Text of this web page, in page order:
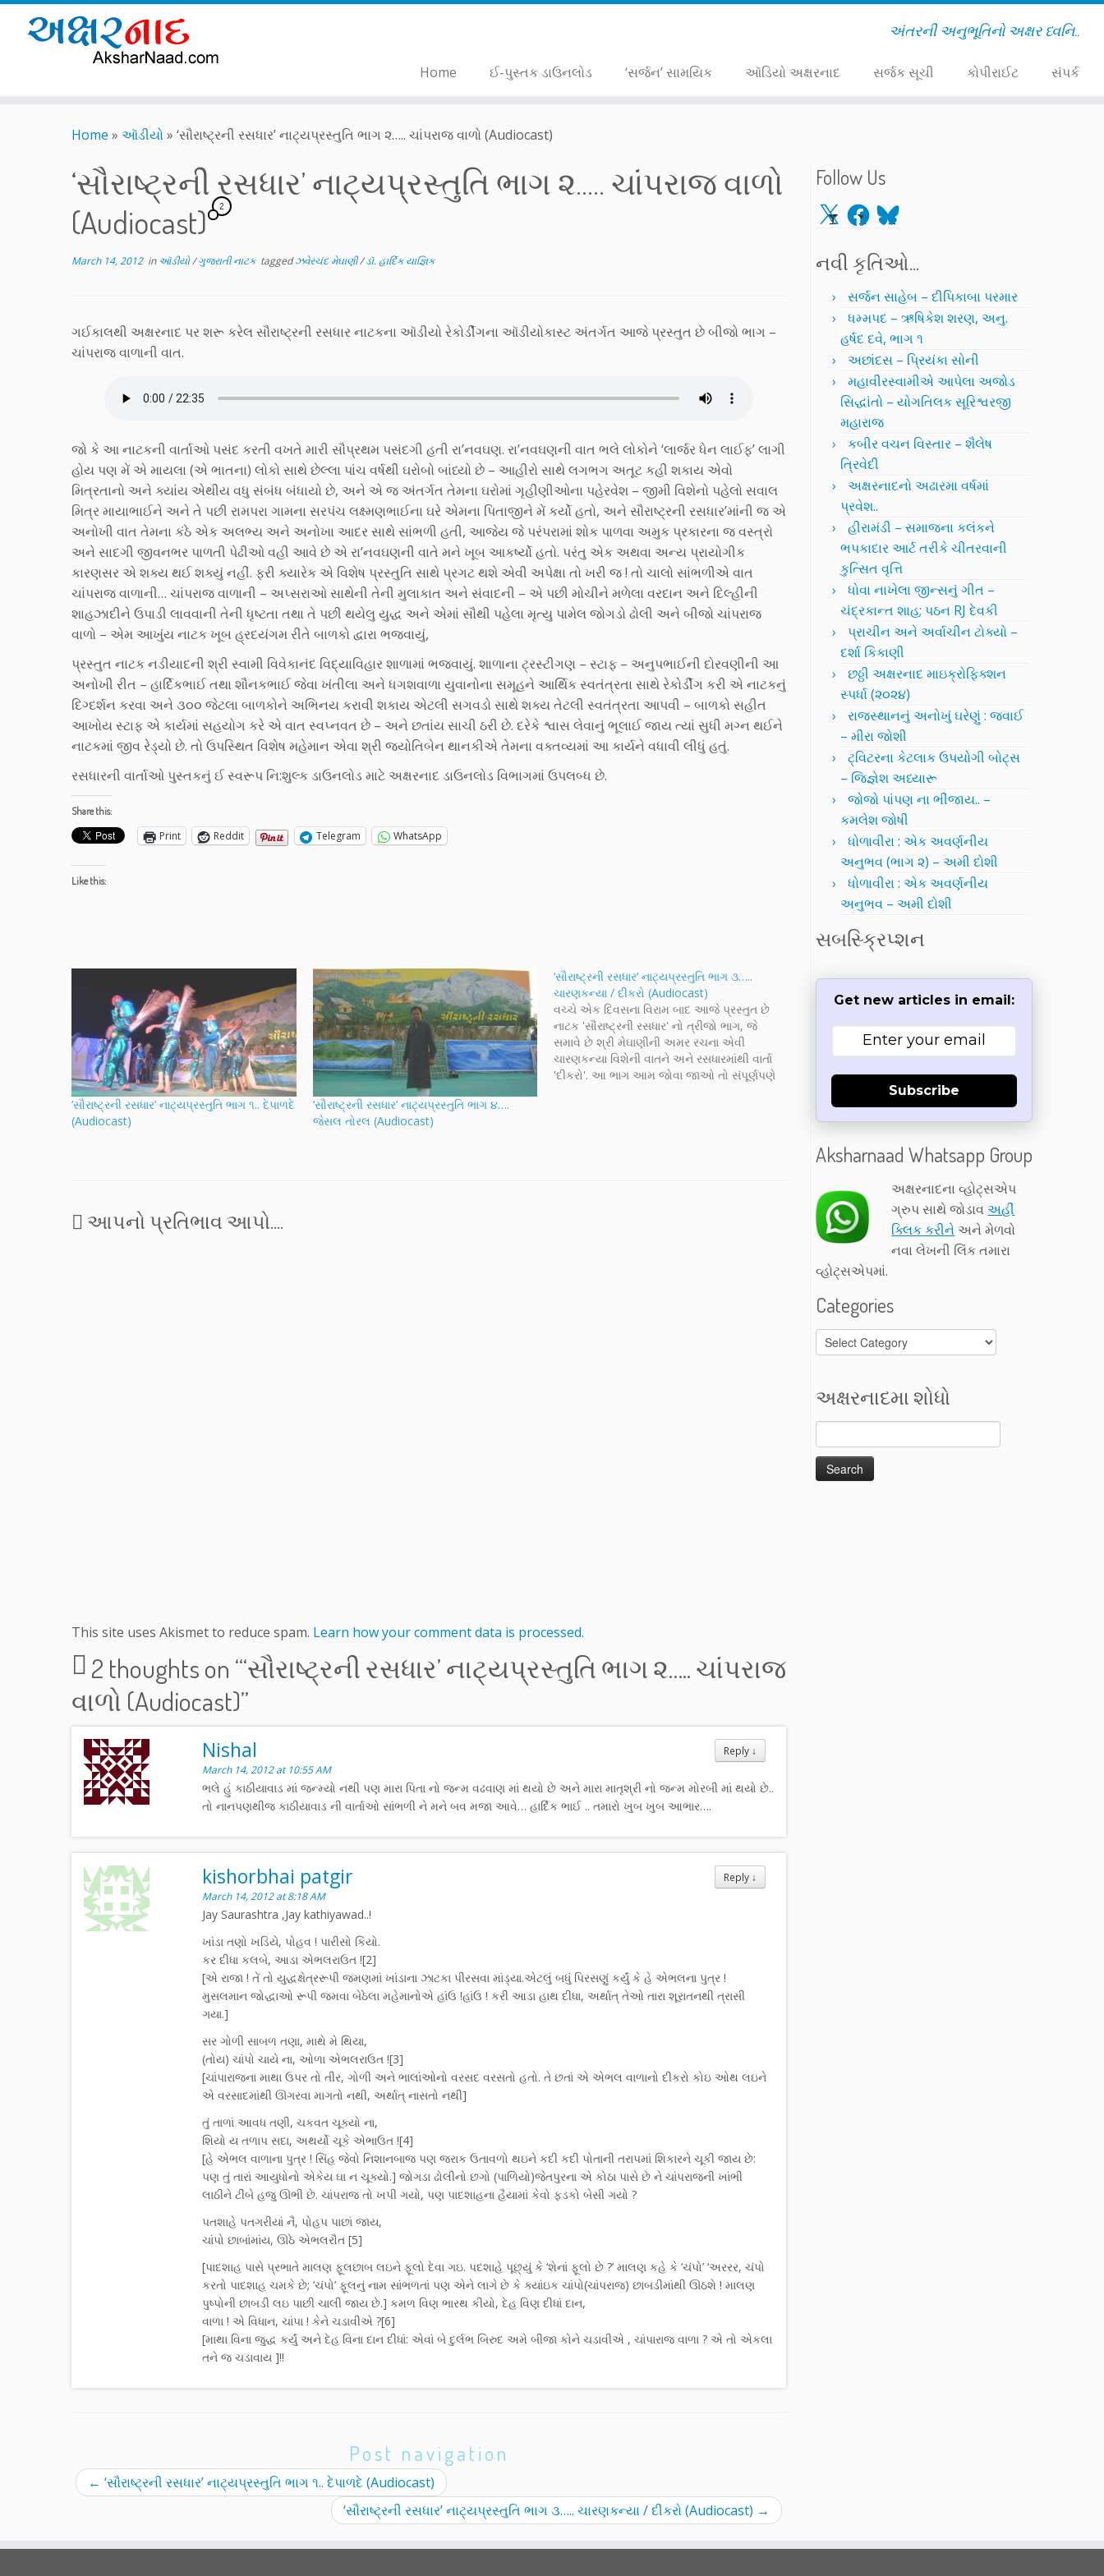
અંતરની અનુભૂતિનો અક્ષર ધ્વનિ..
Home ઈ-પુસ્તક ડાઉનલોડ ‘સર્જન’ સામયિક ઑડિયો અક્ષરનાદ સર્જક સૂચી કોપીરાઈટ સંપર્ક
Home » ઑડીયો» ‘સૌરાષ્ટ્રની રસધાર’ નાટ્યપ્રસ્તુતિ ભાગ ૨….. ચાંપરાજ વાળો (Audiocast)
‘સૌરાષ્ટ્રની રસધાર’ નાટ્યપ્રસ્તુતિ ભાગ ૨….. ચાંપરાજ વાળો
(Audiocast)
2
March 14, 2012in ઑડીયો/ગુજરાતી નાટક taggedઝવેરચંદ મેઘાણી/ડૉ. હાર્દિક યાજ્ઞિક
ગઈકાલથી અક્ષરનાદ પર શરૂ કરેલ સૌરાષ્ટ્રની રસધાર નાટકના ઑડીયો રેકોર્ડીંગના ઑડીયોકાસ્ટ અંતર્ગત આજે પ્રસ્તુત છે બીજો ભાગ –
ચાંપરાજ વાળાની વાત.
જો કે આ નાટકની વાર્તાઓ પસંદ કરતી વખતે મારી સૌપ્રથમ પસંદગી હતી રા’નવઘણ. રા’નવઘણની વાત ભલે લોકોને ‘લાર્જર ધેન લાઈફ’ લાગી
હોય પણ મેં એ માયલા (એ ભાતના) લોકો સાથે છેલ્લા પાંચ વર્ષથી ઘરોબો બાંધ્યો છે – આહીરો સાથે લગભગ અતૂટ કહી શકાય એવો
મિત્રતાનો અને ક્યાંય એથીય વધુ સંબંધ બંધાયો છે, અને એ જ અંતર્ગત તેમના ઘરોમાં ગૃહીણીઓના પહેરવેશ – જીમી વિશેનો પહેલો સવાલ
મિત્ર માયાભાઈને અને તે પછી રામપરા ગામના સરપંચ લક્ષ્મણભાઈના ઘરે એમના પિતાજીને મેં કર્યો હતો, અને સૌરાષ્ટ્રની રસધાર’માંની જ એ
અનોખી વાત તેમના કંઠે એક અલભ્ય અને અનોખા આદર સાથે સાંભળી હતી, આજેય જે પરંપરામાં શોક પાળવા અમુક પ્રકારના જ વસ્ત્રો
અને સાદગી જીવનભર પાળતી પેઢીઓ વહી આવે છે એ રા’નવઘણની વાતે મને ખૂબ આકર્ષ્યો હતો. પરંતુ એક અથવા અન્ય પ્રાયોગીક
કારણસર એ શક્ય થઈ શક્યું નહીં. ફરી ક્યારેક એ વિશેષ પ્રસ્તુતિ સાથે પ્રગટ થશે એવી અપેક્ષા તો ખરી જ ! તો ચાલો સાંભળીએ વાત
ચાંપરાજ વાળાની… ચાંપરાજ વાળાની – અપ્સરાઓ સાથેની તેની મુલાકાત અને સંવાદની – એ પછી મોચીને મળેલા વરદાન અને દિલ્હીની
શાહઝાદીને ઉપાડી લાવવાની તેની ધૃષ્ટતા તથા તે પછી થયેલુ યુદ્ધ અને એમાં સૌથી પહેલા મૃત્યુ પામેલ જોગડો ઢોલી અને બીજો ચાંપરાજ
વાળો – એમ આખુંય નાટક ખૂબ હ્રદયંગમ રીતે બાળકો દ્વારા ભજવાયું,
પ્રસ્તુત નાટક નડીયાદની શ્રી સ્વામી વિવેકાનંદ વિદ્યાવિહાર શાળામાં ભજવાયું. શાળાના ટ્રસ્ટીગણ – સ્ટાફ – અનુપભાઈની દોરવણીની આ
અનોખી રીત – હાર્દિકભાઈ તથા શૌનકભાઈ જેવા ખંતીલા અને ધગશવાળા યુવાનોના સમૂહને આર્થિક સ્વતંત્રતા સાથે રેકોર્ડીંગ કરી એ નાટકનું
દિગ્દર્શન કરવા અને ૩૦૦ જેટલા બાળકોને અભિનય કરાવી શકાય એટલી સગવડો સાથે શક્ય તેટલી સ્વતંત્રતા આપવી – બાળકો સહીત
આખોય સ્ટાફ એ કાર્યમાં સહયોગ કરે એ વાત સ્વપ્નવત છે – અને છતાંય સાચી ઠરી છે. દરેકે શ્વાસ લેવાનું ભૂલાઈ જાય ત્યાં સુધી મગ્ન થઈને
નાટકમાં જીવ રેડ્યો છે. તો ઉપસ્થિત વિશેષ મહેમાન એવા શ્રી જ્યોતિબેન થાનકીએ તેમના વક્તવ્યમાં આ કાર્યને વધાવી લીધું હતું.
રસધારની વાર્તાઓ પુસ્તકનું ઈ સ્વરૂપ નિ:શુલ્ક ડાઉનલોડ માટે અક્ષરનાદ ડાઉનલોડ વિભાગમાં ઉપલબ્ધ છે.
Share this:
Print Reddit Telegram WhatsApp
Like this:
‘સૌરાષ્ટ્રની રસધાર’ નાટ્યપ્રસ્તુતિ ભાગ ૧.. દેપાળદે
(Audiocast)
‘સૌરાષ્ટ્રની રસધાર’ નાટ્યપ્રસ્તુતિ ભાગ ૪….
જેસલ તોરલ (Audiocast)
‘સૌરાષ્ટ્રની રસધાર’ નાટ્યપ્રસ્તુતિ ભાગ ૩…..
ચારણકન્યા / દીકરો (Audiocast)
વચ્ચે એક દિવસના વિરામ બાદ આજે પ્રસ્તુત છે
નાટક 'સૌરાષ્ટ્રની રસધાર' નો ત્રીજો ભાગ, જે
સમાવે છે શ્રી મેઘાણીની અમર રચના એવી
ચારણકન્યા વિશેની વાતને અને રસધારમાંથી વાર્તા
'દીકરો'. આ ભાગ આમ જોવા જાઓ તો સંપૂર્ણપણે
આપનો પ્રતિભાવ આપો....
This site uses Akismet to reduce spam. Learn how your comment data is processed.
2 thoughts on “‘સૌરાષ્ટ્રની રસધાર’ નાટ્યપ્રસ્તુતિ ભાગ ૨….. ચાંપરાજ
વાળો (Audiocast)”
Reply ↓
Nishal
March 14, 2012 at 10:55 AM
ભલે હું કાઠીયાવાડ માં જન્મ્યો નથી પણ મારા પિતા નો જન્મ વઢવાણ માં થયો છે અને મારા માતૃશ્રી નો જન્મ મોરબી માં થયો છે..
તો નાનપણથીજ કાઠીયાવાડ ની વાર્તાઓ સાંભળી ને મને બવ મજા આવે… હાર્દિક ભાઈ .. તમારો ખુબ ખુબ આભાર….
Reply ↓
kishorbhai patgir
March 14, 2012 at 8:18 AM
Jay Saurashtra ,Jay kathiyawad..!
ખાંડા તણો ખડિયે, પોહવ ! પારીસો કિયો.
કર દીધા કલબે, આડા એભલરાઉત ![2]
[એ રાજા ! તેં તો યુદ્ધક્ષેત્રરૂપી જમણમાં ખાંડાના ઝાટકા પીરસવા માંડ્યા.એટલું બધું પિરસણું કર્યું કે હે એભલના પુત્ર !
મુસલમાન જોદ્ધાઓ રૂપી જ્મવા બેઠેલા મહેમાનોએ હાંઉ !હાંઉ ! કરી આડા હાથ દીધા, અર્થાત્ તેઓ તારા શૂરાતનથી ત્રાસી
ગયા.]
સર ગોળી સાબળ તણા, માથે મે થિયા,
(તોય) ચાંપો ચાયે ના, ઓળા એભલરાઉત ![3]
[ચાંપારાજના માથા ઉપર તો તીર, ગોળી અને ભાલાંઓનો વરસદ વરસતો હતો. તે છતાં એ એભલ વાળાનો દીકરો કોઇ ઓથ લઇને
એ વરસાદમાંથી ઊગરવા માગતો નથી, અર્થાત્ નાસતો નથી]
તું તાળાં આવધ તણી, ચકવત ચૂક્યો ના,
શિયો ય તળાપ સદા, અથર્યો ચૂકે એભાઉત ![4]
[હે એભલ વાળાના પુત્ર ! સિંહ જેવો નિશાનબાજ પણ જરાક ઉતાવળો થઇને કદી કદી પોતાની તરાપમાં શિકારને ચૂકી જાય છે:
પણ તું તારાં આયુધોનો એકેય ઘા ન ચૂક્યો.] જોગડા ઢોલીનો છગો (પાળિયો)જેતપુરના એ કોઠા પાસે છે ને ચાંપરાજની ખાંભી
લાઠીને ટીંબે હજુ ઊભી છે. ચાંપરાજ તો ખપી ગયો, પણ પાદશાહના હૈયામાં કેવો ફડકો બેસી ગયો ?
પતશાહે પતગરીયાં નૈ, પોહપ પાછાં જાય,
ચાંપો છાબાંમાંય, ઊઠે એભલરૌત [5]
[પાદશાહ પાસે પ્રભાતે માલણ ફૂલછાબ લઇને ફૂલો દેવા ગઇ. પદશાહે પૂછ્યું કે ‘શેનાં ફૂલો છે ?’ માલણ કહે કે ‘ચંપો’ ‘અરરર, ચંપો
કરતો પાદશાહ ચમકે છે; ‘ચંપો’ ફૂલનું નામ સાંભળતાં પણ એને લાગે છે કે ક્યાંઇક ચાંપો(ચાંપરાજ) છાબડીમાંથી ઊઠશે ! માલણ
પુષ્પોની છાબડી લઇ પાછી ચાલી જાય છે.] કમળ વિણ ભારથ કીયો, દેહ વિણ દીધાં દાન,
વાળા ! એ વિધાન, ચાંપા ! કેને ચડાવીએ ?[6]
[માથા વિના જુદ્ધ કર્યું અને દેહ વિના દાન દીધાં: એવાં બે દુર્લભ બિરુદ અમે બીજા કોને ચડાવીએ , ચાંપારાજ વાળા ? એ તો એકલા
તને જ ચડાવાય ]!!
Post navigation
← ‘સૌરાષ્ટ્રની રસધાર’ નાટ્યપ્રસ્તુતિ ભાગ ૧.. દેપાળદે (Audiocast)
‘સૌરાષ્ટ્રની રસધાર’ નાટ્યપ્રસ્તુતિ ભાગ ૩….. ચારણકન્યા / દીકરો (Audiocast) →
Follow Us
X Facebook
Bluesky
નવી કૃતિઓ…
સર્જન સાહેબ – દીપિકાબા પરમાર
ધમ્મપદ – ઋષિકેશ શરણ, અનુ.
હર્ષદ દવે, ભાગ ૧
અછાંદસ – પ્રિયંકા સોની
મહાવીરસ્વામીએ આપેલા અજોડ
સિદ્ધાંતો – યોગતિલક સૂરિશ્વરજી
મહારાજ
કબીર વચન વિસ્તાર – શૈલેષ
ત્રિવેદી
અક્ષરનાદનો અઢારમા વર્ષમાં
પ્રવેશ..
હીરામંડી – સમાજના કલંકને
ભપકાદાર આર્ટ તરીકે ચીતરવાની
કુત્સિત વૃત્તિ
ધોવા નાખેલા જીન્સનું ગીત –
ચંદ્રકાન્ત શાહ; પઠન RJ દેવકી
પ્રાચીન અને અર્વાચીન ટોક્યો –
દર્શા કિકાણી
છઠ્ઠી અક્ષરનાદ માઇક્રોફિક્શન
સ્પર્ધા (૨૦૨૪)
રાજસ્થાનનું અનોખું ઘરેણું : જવાઈ
– મીરા જોશી
ટ્વિટરના કેટલાક ઉપયોગી બોટ્સ
– જિજ્ઞેશ અધ્યારૂ
જોજો પાંપણ ના ભીંજાય.. –
કમલેશ જોષી
ધોળાવીરા : એક અવર્ણનીય
અનુભવ (ભાગ ૨) – અમી દોશી
ધોળાવીરા : એક અવર્ણનીય
અનુભવ – અમી દોશી
સબસ્ક્રિપ્શન
Get new articles in email:
Subscribe
Aksharnaad Whatsapp Group
અક્ષરનાદના વ્હોટ્સએપ
ગ્રુપ સાથે જોડાવઅહીં
ક્લિક કરીને અને મેળવો
નવા લેખની લિંક તમારા
વ્હોટ્સએપમાં.
Categories
Categories
અક્ષરનાદમા શોધો